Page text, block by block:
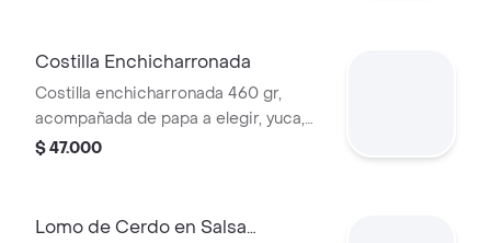
Costilla Enchicharronada
Costilla enchicharronada 460 gr,
acompañada de papa a elegir, yuca,
maduro, guacamole y ají.
$ 47.000
Lomo de Cerdo en Salsa